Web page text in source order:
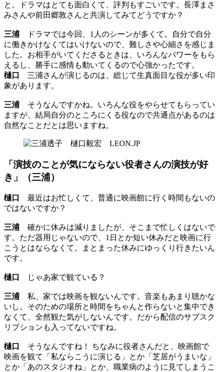
と。ドラマはとても面白くて、評判もすごいです。長澤まさ
みさんや前田郷敦さんと共演してみてどうですか？
三浦 ドラマでは今回、1人のシーンが多くて。自分で自分
に働きかけなくてはいけないので、難しさや心細さを感じま
した。お相手がいてくださるときは、いろんなパワーをもら
えるし、勝手に感情も動いてくるので心強かったです。
樋口
三浦さんが演じるのは、総じて生真面目な役が多い印
象があります。
三浦 そうなんですかね。いろんな役をやらせてもらってい
ますが、結局自分のところにくる役なので共通点があるのは
自然なことだとは思いますね。
「演技のことが気にならない役者さんの演技が好
き」（三浦）
樋口
最近はお忙しくて、普通に映画館に行く時間もないの
ではないですか？
三浦 確かに休みは減りましたが、そこまで忙しくはないで
す。ただ器用じゃないので、1日とか短い休みだと映画に行
こうとはならなくて。まとまった休みにゆっくり行きたいん
です。
樋口 じゃあ家で観ている？
三浦 私、家では映画を観ないんです。音楽もあまり聴かな
いし。そのための場所と時間をちゃんと作らないと集中でき
なくて、全然観た気がしないんです。だから配信のサブスク
リプションも入ってないですね。
樋口
そうなんですね！ ちなみに役者さんだと、映画館で
映画を観て「私ならこうに演じる」とか「芝居がうまいな」
とか「あのスタジオね」とか、職業病のように見てしまうこ